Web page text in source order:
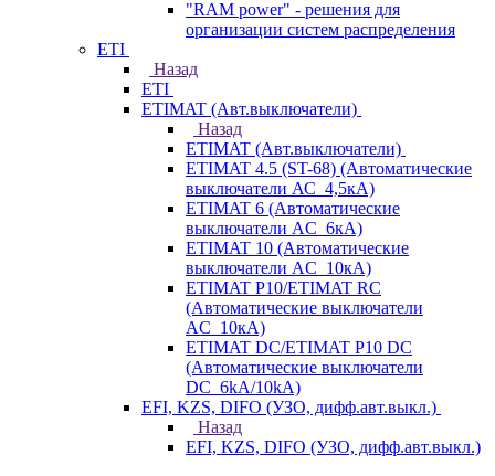
"RAM power" - решения для
организации систем распределения
ETI
Назад
ETI
ETIMAT (Авт.выключатели)
Назад
ETIMAT (Авт.выключатели)
ETIMAT 4.5 (ST-68) (Автоматические
выключатели АС_4,5кА)
ETIMAT 6 (Автоматические
выключатели AC_6кА)
ETIMAT 10 (Автоматические
выключатели AC_10кА)
ETIMAT P10/ETIMAT RC
(Автоматические выключатели
AC_10кА)
ETIMAT DC/ETIMAT P10 DC
(Автоматические выключатели
DC_6kA/10kA)
EFI, KZS, DIFO (УЗО, дифф.авт.выкл.)
Назад
EFI, KZS, DIFO (УЗО, дифф.авт.выкл.)